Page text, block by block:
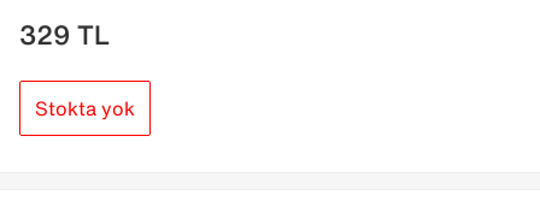
329 TL
Stokta yok